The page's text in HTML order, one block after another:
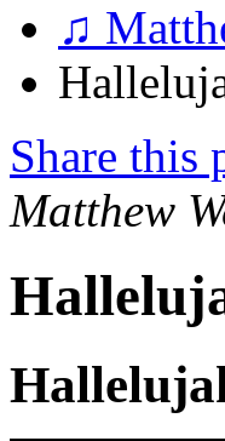
♫
Share this
Matthew